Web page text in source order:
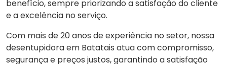
benefício, sempre priorizando a satisfação do cliente
e a excelência no serviço.
Com mais de 20 anos de experiência no setor, nossa
desentupidora em Batatais atua com compromisso,
segurança e preços justos, garantindo a satisfação